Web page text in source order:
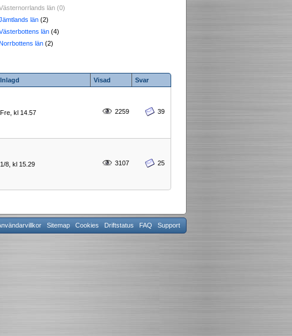
län (0)
län (2)
län (4)
län (2)
Inlagd Visad Svar
Fre, kl 14.57 2259 39
1/8, kl 15.29 3107 25
Sitemap Cookies Driftstatus FAQ Support